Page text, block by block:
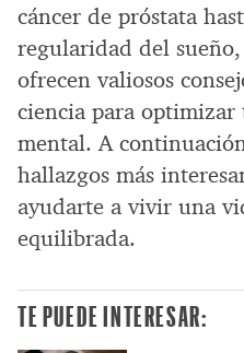
cáncer de próstata
regularidad del
ofrecen valiosos
ciencia para
mental. A
hallazgos más
ayudarte a vivir una
equilibrada.
TE PUEDE INTERESAR: